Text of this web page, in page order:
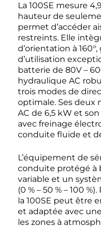
La 100SE mesure
hauteur de
permet d’accéder
restreints. Elle
d’orientation à
d’utilisation
batterie de 80V –
hydraulique AC
trois modes de
optimale. Ses deux
AC de 6,5 kW et
avec freinage
conduite fluide et
L’équipement de
conduite protégé à
variable et un
(0 % – 50 % – 100
la 100SE peut être
et adaptée avec
les zones à